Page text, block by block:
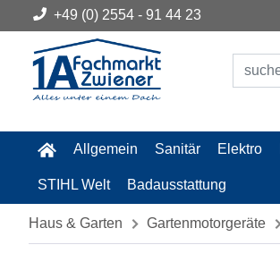
+49 (0) 2554 - 91 44 23
Allgemein Sanitär Elektro
STIHL Welt Badausstattung
Haus & Garten Gartenmotorgeräte